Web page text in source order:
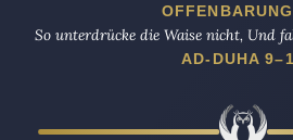
So unterdrücke die Waise nicht, Und
AD-DUHA